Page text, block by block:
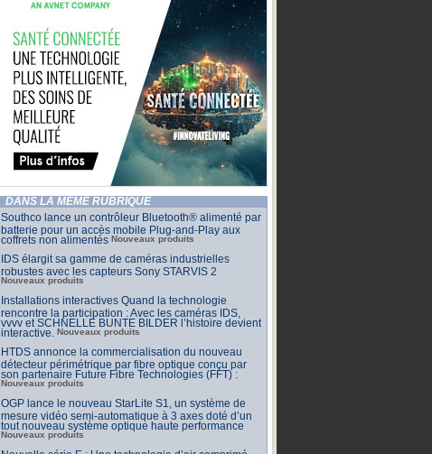
DANS LA MÊME RUBRIQUE
Southco lance un contrôleur Bluetooth® alimenté par
batterie pour un accès mobile Plug-and-Play aux
coffrets non alimentés Nouveaux produits
IDS élargit sa gamme de caméras industrielles
robustes avec les capteurs Sony STARVIS 2
Nouveaux produits
Installations interactives Quand la technologie
rencontre la participation : Avec les caméras IDS,
vvvv et SCHNELLE BUNTE BILDER l’histoire devient
interactive.
Nouveaux produits
HTDS annonce la commercialisation du nouveau
détecteur périmétrique par fibre optique conçu par
son partenaire Future Fibre Technologies (FFT) :
Nouveaux produits
OGP lance le nouveau StarLite S1, un système de
mesure vidéo semi-automatique à 3 axes doté d’un
tout nouveau système optique haute performance
Nouveaux produits